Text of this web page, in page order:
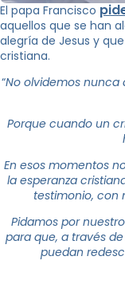
El papa Francisco
aquellos que se han
alegría de Jesus y
cristiana.
“No olvidemos nunca
Porque cuando un
En esos momentos
la esperanza
testimonio, con
Pidamos por
para que, a través
puedan